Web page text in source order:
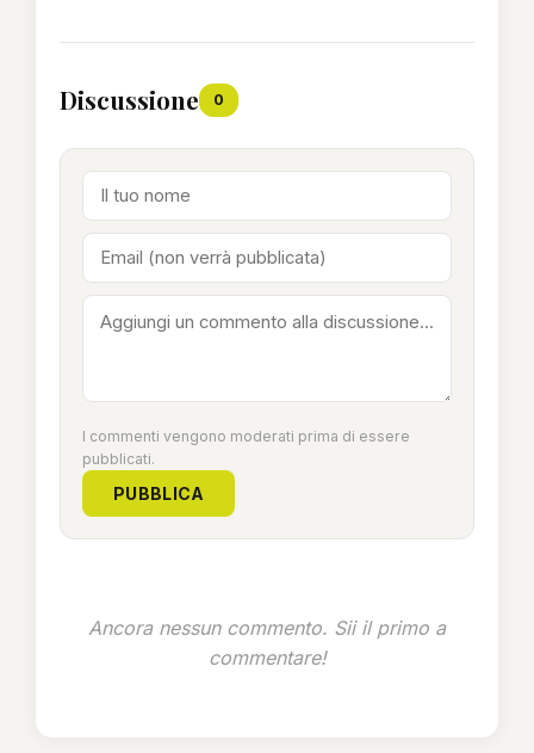
Discussione 0
I commenti vengono moderati prima di essere
pubblicati.
PUBBLICA
Ancora nessun commento. Sii il primo a
commentare!